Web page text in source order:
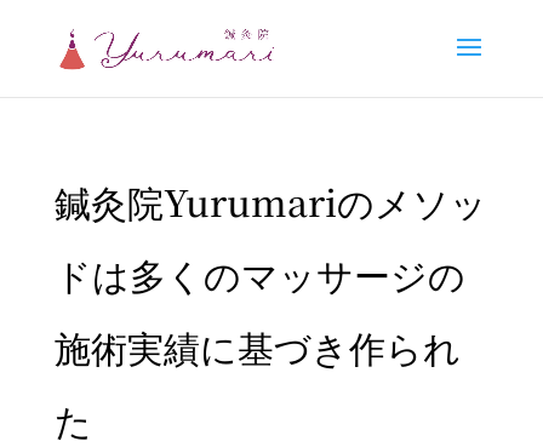
鍼灸院Yurumariのメソッ
ドは多くのマッサージの
施術実績に基づき作られ
た